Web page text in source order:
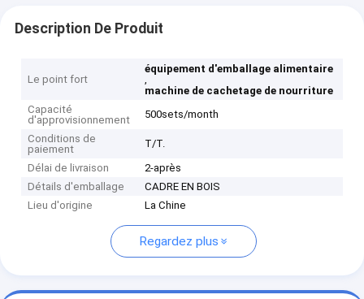
Description De Produit
Le point fort
équipement d'emballage alimentaire
,
machine de cachetage de nourriture
Capacité
d'approvisionnement
500sets/month
Conditions de
paiement
T/T.
Délai de livraison
2-après
Détails d'emballage
CADRE EN BOIS
Lieu d'origine
La Chine
Regardez plus